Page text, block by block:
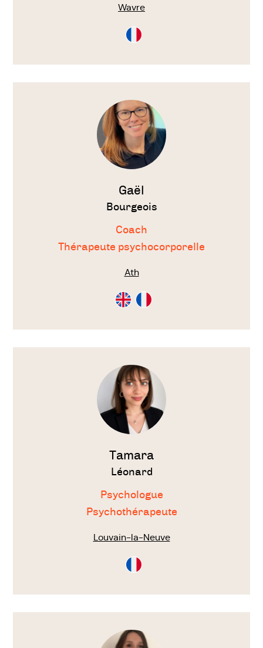
Wavre
Consultation
en
Voir
Gaël
Bourgeois
Coach
Thérapeute psychocorporelle
Ath
Consultation
en
Consultation
en
Voir
Tamara
Léonard
Psychologue
Psychothérapeute
Louvain-la-Neuve
Consultation
en
Voir